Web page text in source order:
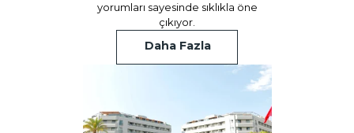
yorumları sayesinde sıklıkla öne
çıkıyor.
Daha Fazla